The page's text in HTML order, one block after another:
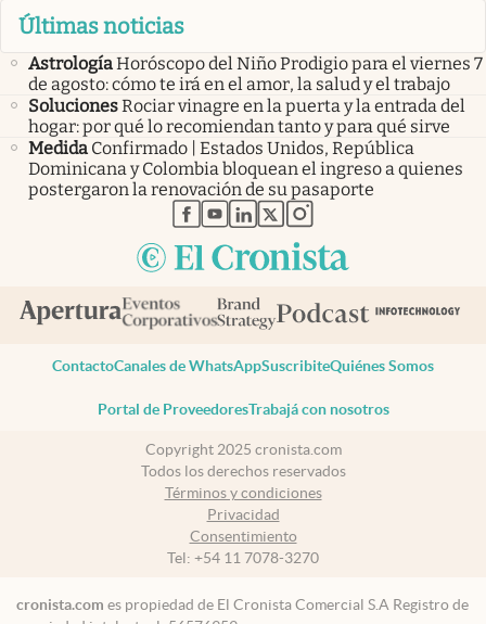
Últimas noticias
AstrologíaHoróscopo del Niño Prodigio para el viernes 7
de agosto: cómo te irá en el amor, la salud y el trabajo
SolucionesRociar vinagre en la puerta y la entrada del
hogar: por qué lo recomiendan tanto y para qué sirve
Medida Confirmado | Estados Unidos, República
Dominicana y Colombia bloquean el ingreso a quienes
postergaron la renovación de su pasaporte
abre en nueva pestaña
abre en nueva pestaña
abre en nueva pestaña
abre en nueva pestaña
abre en nueva pestaña
ContactoCanales de WhatsAppSuscribiteQuiénes Somos
Portal de ProveedoresTrabajá con nosotros
Copyright 2025 cronista.com
Todos los derechos reservados
Términos y condiciones
Privacidad
Consentimiento
Tel: +54 11 7078-3270
cronista.com es propiedad de El Cronista Comercial S.A Registro de